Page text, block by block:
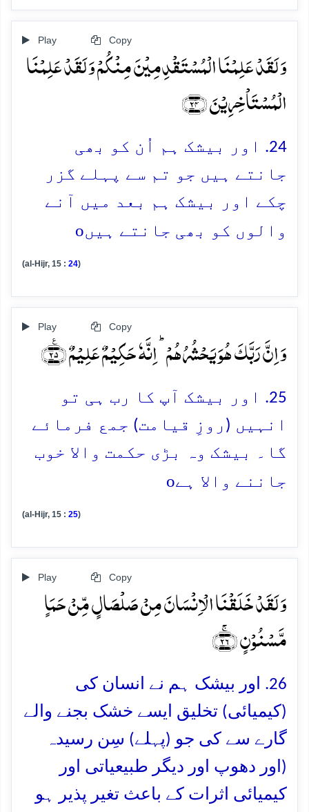
Play Copy
وَ لَقَدۡ عَلِمۡنَا الۡمُسۡتَقۡدِمِیۡنَ مِنۡکُمۡ وَ لَقَدۡ عَلِمۡنَا
الۡمُسۡتَاۡخِرِیۡنَ ﴿۲۴﴾
24. اور بیشک ہم اُن کو بھی
جانتے ہیں جو تم سے پہلے گزر
چکے اور بیشک ہم بعد میں آنے
والوں کو بھی جانتے ہیںo
(al-Hijr, 15 : 24)
Play Copy
وَ اِنَّ رَبَّکَ ہُوَ یَحۡشُرُہُمۡ ؕ اِنَّہٗ حَکِیۡمٌ عَلِیۡمٌ ﴿٪۲۵﴾
25. اور بیشک آپ کا رب ہی تو
انہیں (روزِ قیامت) جمع فرمائے
گا۔ بیشک وہ بڑی حکمت والا خوب
جاننے والا ہےo
(al-Hijr, 15 : 25)
Play Copy
وَ لَقَدۡ خَلَقۡنَا الۡاِنۡسَانَ مِنۡ صَلۡصَالٍ مِّنۡ حَمَاٍ
مَّسۡنُوۡنٍ ﴿ۚ۲۶﴾
26. اور بیشک ہم نے انسان کی
(کیمیائی) تخلیق ایسے خشک بجنے والے
گارے سے کی جو (پہلے) سِن رسیدہ
(اور دھوپ اور دیگر طبیعیاتی اور
کیمیائی اثرات کے باعث تغیر پذیر ہو